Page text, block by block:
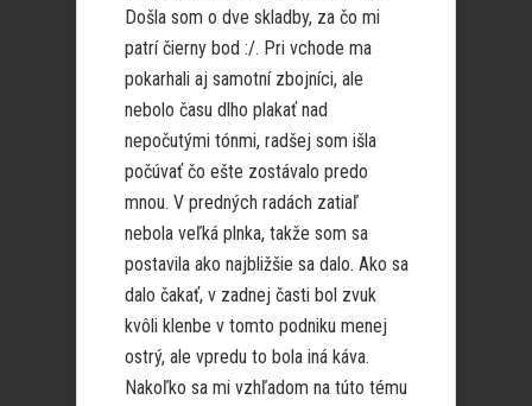
Došla som o dve skladby, za čo mi
patrí čierny bod :/. Pri vchode ma
pokarhali aj samotní zbojníci, ale
nebolo času dlho plakať nad
nepočutými tónmi, radšej som išla
počúvať čo ešte zostávalo predo
mnou. V predných radách zatiaľ
nebola veľká plnka, takže som sa
postavila ako najbližšie sa dalo. Ako sa
dalo čakať, v zadnej časti bol zvuk
kvôli klenbe v tomto podniku menej
ostrý, ale vpredu to bola iná káva.
Nakoľko sa mi vzhľadom na túto tému